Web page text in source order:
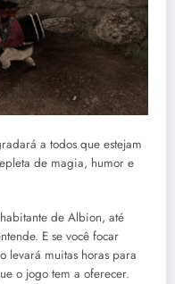
a todos que estejam
de magia, humor e
de Albion, até
E se você focar
levará muitas horas para
o jogo tem a oferecer.